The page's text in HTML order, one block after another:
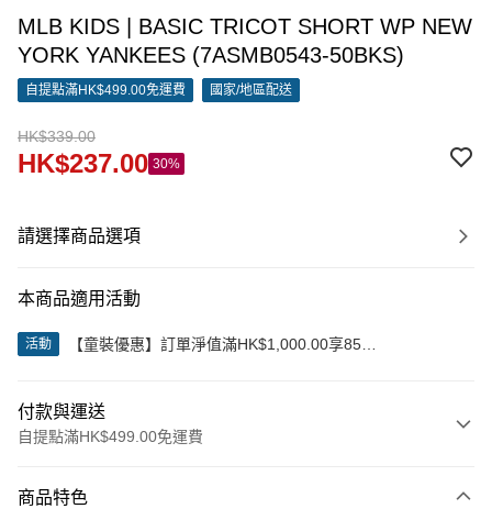
MLB KIDS | BASIC TRICOT SHORT WP NEW
YORK YANKEES (7ASMB0543-50BKS)
自提點滿HK$499.00免運費 國家/地區配送
HK$339.00
HK$237.00 30%
請選擇商品選項
本商品適用活動
活動
【童裝優惠】訂單淨值滿HK$1,000.00享85
付款與運送
自提點滿HK$499.00免運費
信用卡
商品特色